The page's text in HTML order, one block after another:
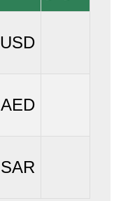
USD
AED
SAR